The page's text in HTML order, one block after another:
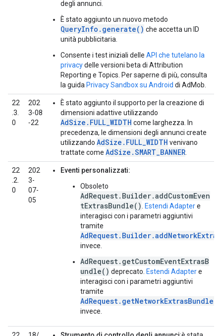
degli annunci.
È stato aggiunto un nuovo metodo
QueryInfo.generate() che accetta un ID
unità pubblicitaria.
Consente i test iniziali delle API che tutelano la
privacydelle versioni beta di Attribution
Reporting e Topics. Per saperne di più, consulta
la guida Privacy Sandbox su Android di AdMob.
22
.3.
0
202
3‑08
‑22
È stato aggiunto il supporto per la creazione di
dimensioni adattive utilizzando
AdSize.FULL_WIDTH come larghezza. In
precedenza, le dimensioni degli annunci create
utilizzando AdSize.FULL_WIDTH venivano
trattate come AdSize.SMART_BANNER
22
.2.
0
202
3-
07-
05
Eventi personalizzati:
Obsoleto
AdRequest.Builder.addCustomEven
tExtrasBundle()
Estendi Adaptere
interagisci con i parametri aggiuntivi
tramite
invece.
AdRequest.getCustomEventExtrasB
undle() deprecato. Estendi Adaptere
interagisci con i parametri aggiuntivi
tramite
AdRequest.getNetworkExtrasBundle()
invece.